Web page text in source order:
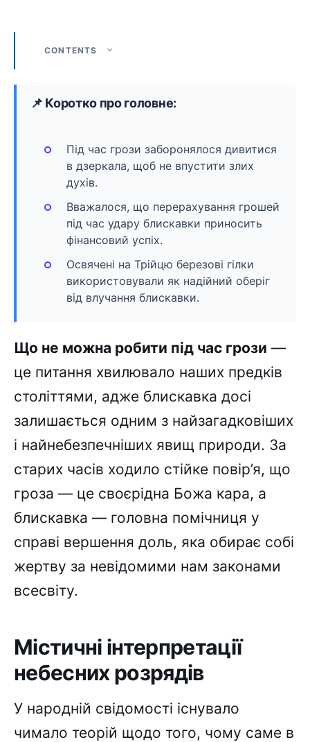
CONTENTS
📌 Коротко про головне:
Під час грози заборонялося дивитися
в дзеркала, щоб не впустити злих
духів.
Вважалося, що перерахування грошей
під час удару блискавки приносить
фінансовий успіх.
Освячені на Трійцю березові гілки
використовували як надійний оберіг
від влучання блискавки.
Що не можна робити під час грози —
це питання хвилювало наших предків
століттями, адже блискавка досі
залишається одним з найзагадковіших
і найнебезпечніших явищ природи. За
старих часів ходило стійке повір’я, що
гроза — це своєрідна Божа кара, а
блискавка — головна помічниця у
справі вершення доль, яка обирає собі
жертву за невідомими нам законами
всесвіту.
Містичні інтерпретації
небесних розрядів
У народній свідомості існувало
чимало теорій щодо того, чому саме в